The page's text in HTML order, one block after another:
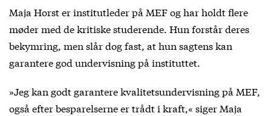
Maja Horst er institutleder på MEF og har holdt flere
møder med de kritiske studerende. Hun forstår deres
bekymring, men slår dog fast, at hun sagtens kan
garantere god undervisning på instituttet.
»Jeg kan godt garantere kvalitetsundervisning på MEF,
også efter besparelserne er trådt i kraft,« siger Maja